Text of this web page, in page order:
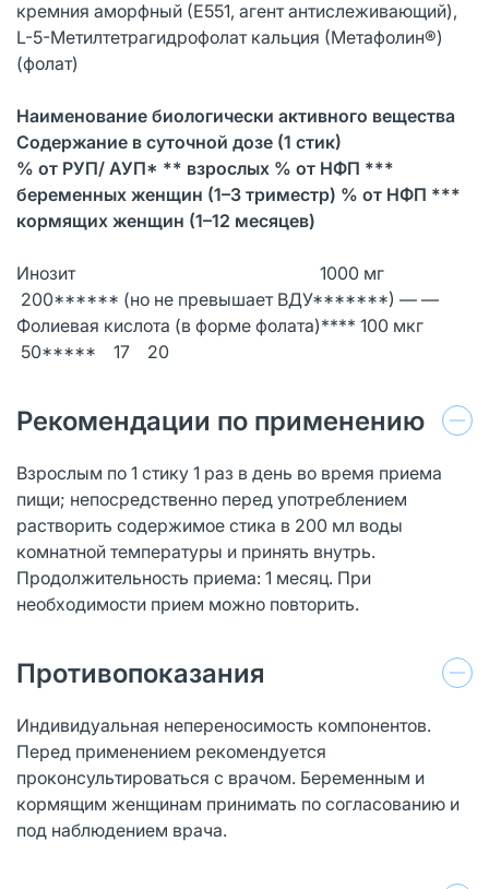
кремния аморфный (Е551, агент антислеживающий),
L-5-Метилтетрагидрофолат кальция (Метафолин®)
(фолат)
Наименование биологически активного вещества
Содержание в суточной дозе (1 стик)
% от РУП/ АУП* ** взрослых % от НФП ***
беременных женщин (1–3 триместр) % от НФП ***
кормящих женщин (1–12 месяцев)
Инозит 1000 мг
200****** (но не превышает ВДУ*******) — —
Фолиевая кислота (в форме фолата)**** 100 мкг
50***** 17 20
Рекомендации по применению
Взрослым по 1 стику 1 раз в день во время приема
пищи; непосредственно перед употреблением
растворить содержимое стика в 200 мл воды
комнатной температуры и принять внутрь.
Продолжительность приема: 1 месяц. При
необходимости прием можно повторить.
Противопоказания
Индивидуальная непереносимость компонентов.
Перед применением рекомендуется
проконсультироваться с врачом. Беременным и
кормящим женщинам принимать по согласованию и
под наблюдением врача.